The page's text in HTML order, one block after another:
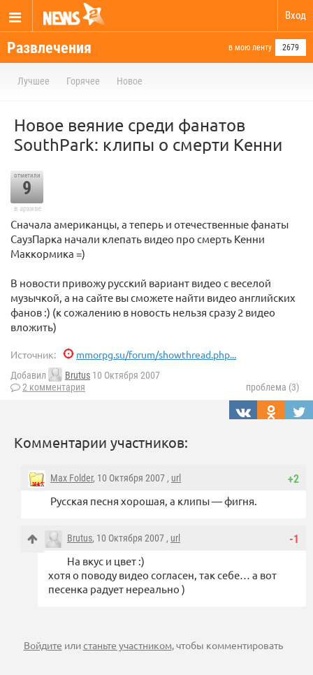
Вход
Развлечения в мою ленту 2679
Лучшее Горячее Новое
Новое веяние среди фанатов
SouthPark: клипы о смерти Кенни
отметили
9
в архиве
Сначала американцы, а теперь и отечественные фанаты
СаузПарка начали клепать видео про смерть Кенни
Маккормика =)
В новости привожу русский вариант видео с веселой
музычкой, а на сайте вы сможете найти видео английских
фанов :) (к сожалению в новость нельзя сразу 2 видео
вложить)
Источник: mmorpg.su/forum/showthread.php...
Добавил Brutus 10 Октября 2007
2 комментария
проблема (3)
Комментарии участников:
+2
Max Folder, 10 Октября 2007 , url
Русская песня хорошая, а клипы — фигня.
-1
Brutus, 10 Октября 2007 , url
На вкус и цвет :)
хотя о поводу видео согласен, так себе… а вот
песенка радует нереально )
Войдите илистаньте участником, чтобы комментировать